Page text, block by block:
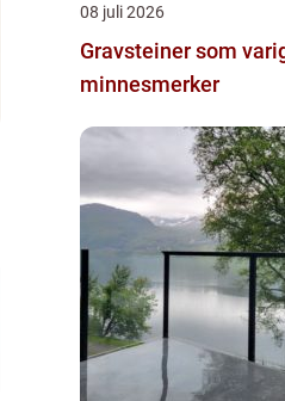
08 juli 2026
Gravsteiner som
minnesmerker